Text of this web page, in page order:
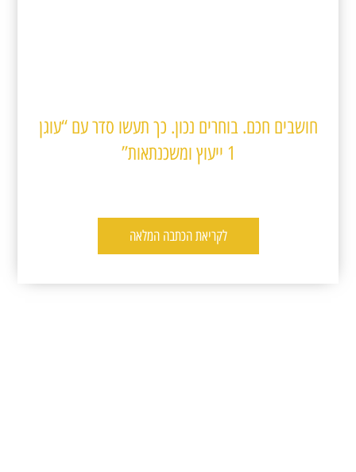
חושבים חכם. בוחרים נכון. כך תעשו סדר עם “עוגן
1 ייעוץ ומשכנתאות”
לקריאת הכתבה המלאה